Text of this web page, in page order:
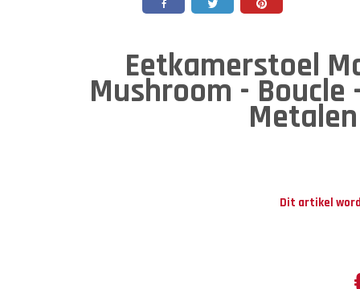
Eetkamerstoel
Mushroom - Boucle
Dit artikel